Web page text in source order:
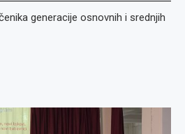
generacije osnovnih i srednjih